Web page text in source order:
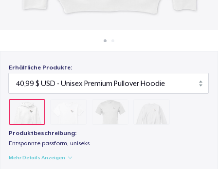
Erhältliche Produkte:
Produktbeschreibung:
Entspannte passform, uniseks
Mehr Details Anzeigen